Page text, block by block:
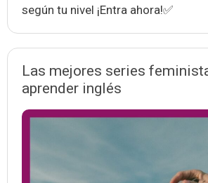
según tu nivel ¡Entra ahora!✅
Las mejores series
aprender inglés